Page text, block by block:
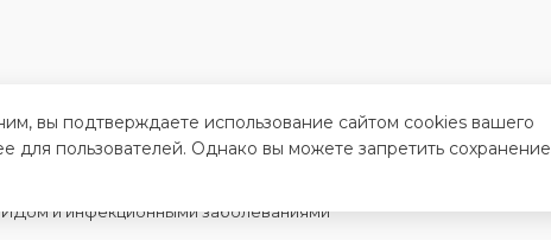
и инфекционными заболеваниями
вы подтверждаете использование сайтом cookies вашего
для пользователей. Однако вы можете запретить сохранение